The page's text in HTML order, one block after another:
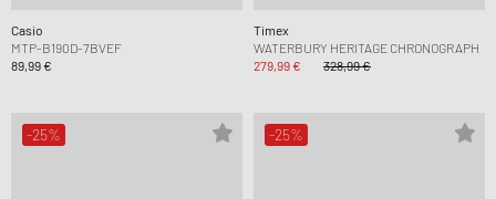
Casio
MTP-B190D-7BVEF
89,99 €
Timex
WATERBURY HERITAGE CHRONOGRAPH
279,99 €
328,99 €
-25% -25%